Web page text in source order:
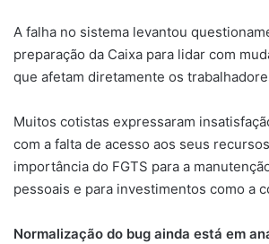
A falha no sistema levantou
preparação da Caixa para lidar com
que afetam diretamente os
Muitos cotistas expressaram
com a falta de acesso aos seus
importância do FGTS para a
pessoais e para investimentos como a
Normalização do bug ainda está em